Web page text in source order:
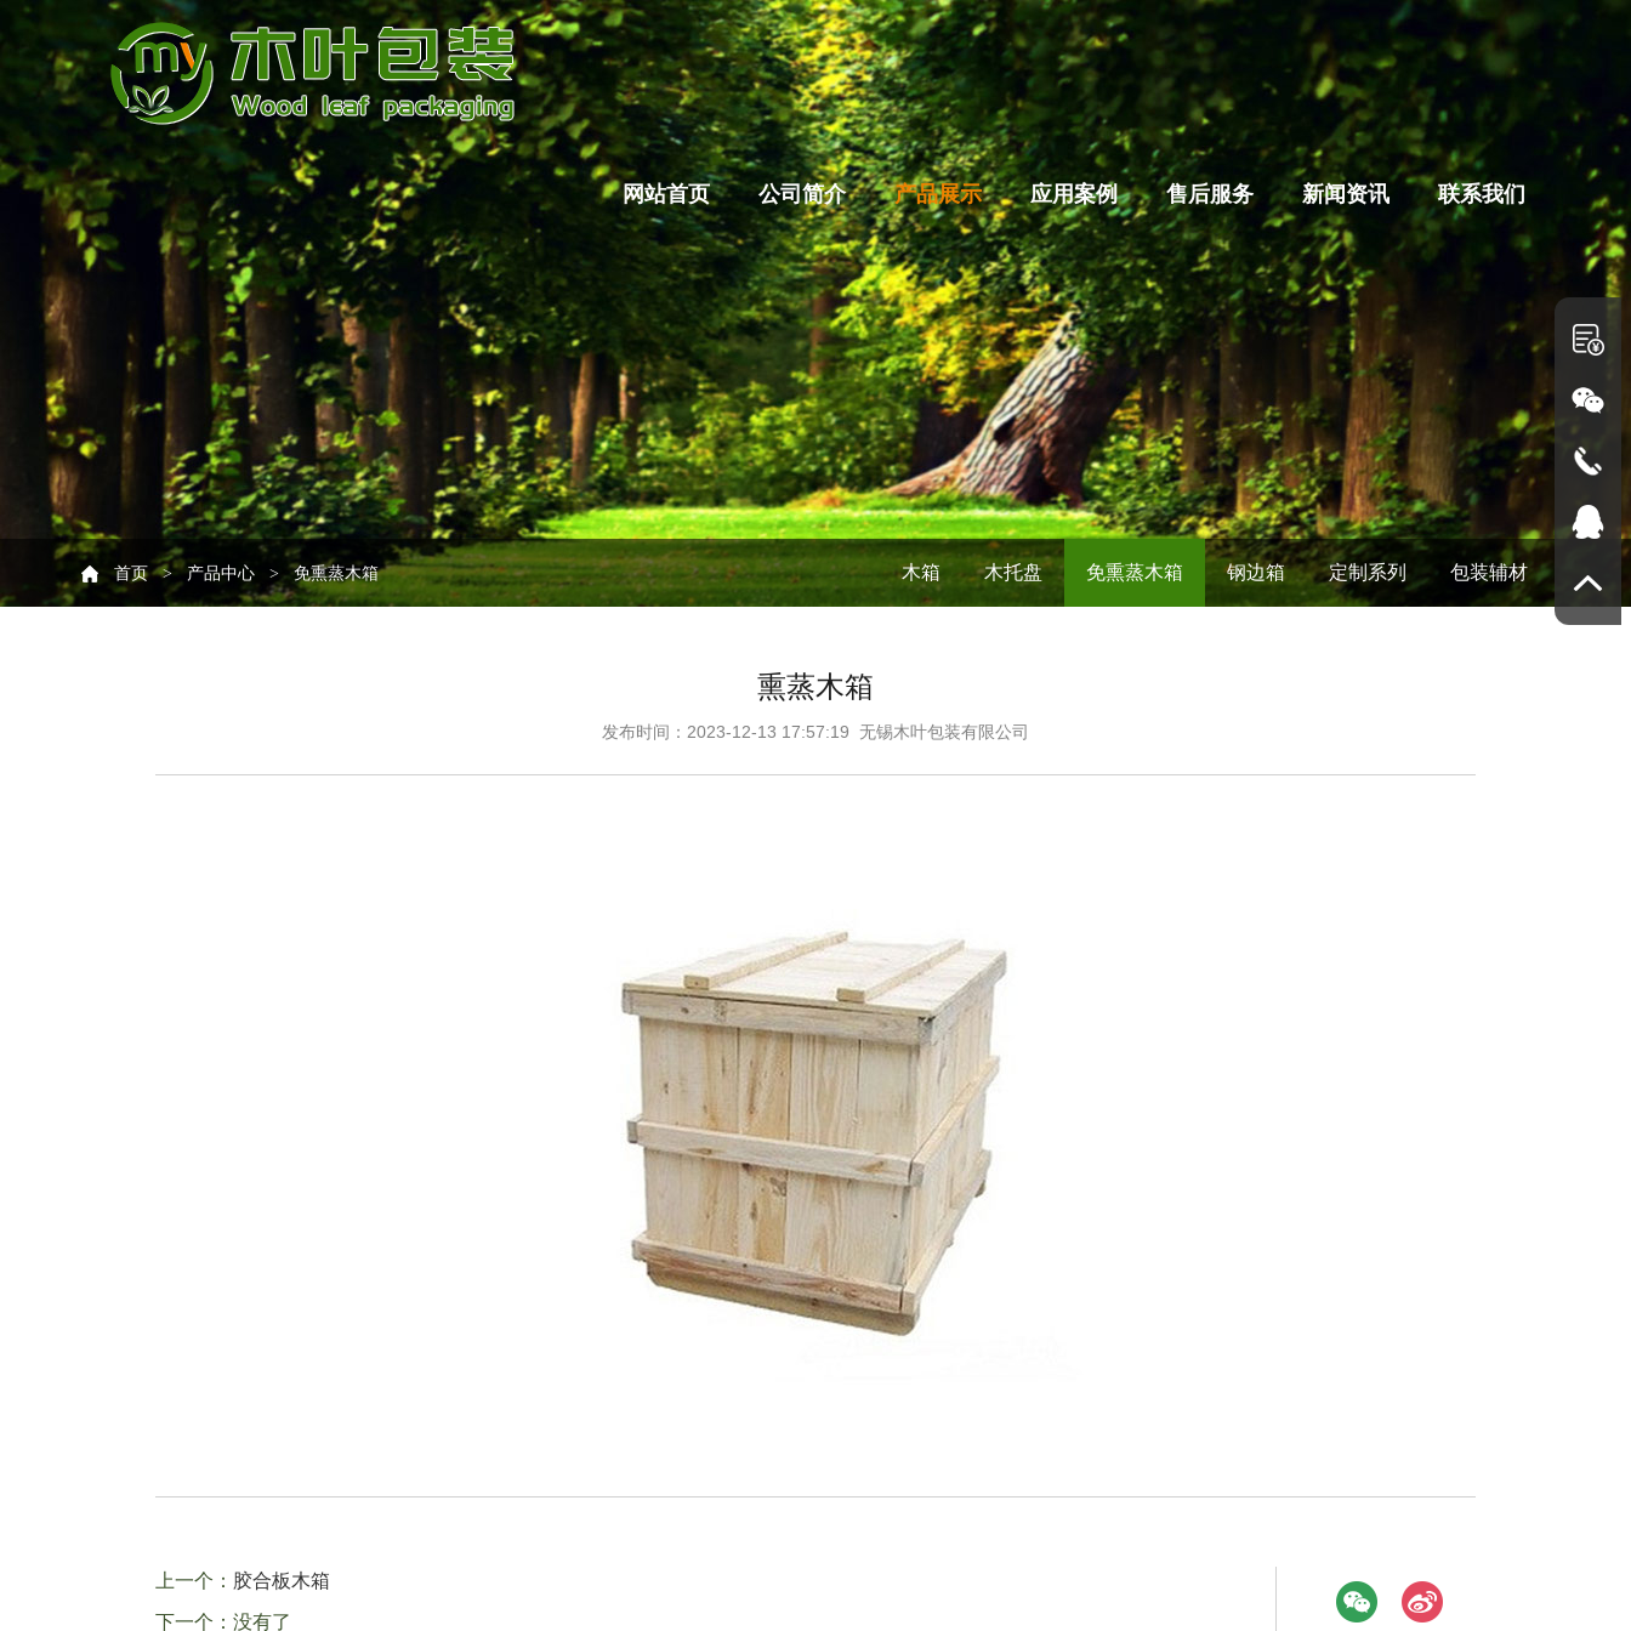
网站首页 公司简介 产品展示 应用案例 售后服务 新闻资讯 联系我们
首页 > 产品中心 > 免熏蒸木箱 木箱 木托盘 免熏蒸木箱 钢边箱 定制系列 包装辅材
熏蒸木箱
发布时间：2023-12-13 17:57:19 无锡木叶包装有限公司
上一个： 胶合板木箱
下一个：没有了